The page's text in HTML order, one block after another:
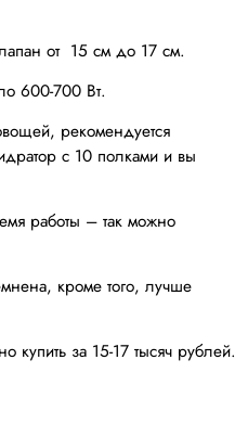
от 15 см до 17 см.
600-700 Вт.
рекомендуется
с 10 полками и вы
работы – так можно
кроме того, лучше
купить за 15-17 тысяч рублей.